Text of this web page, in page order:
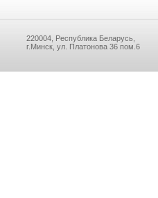
220004, Республика Беларусь,
г.Минск, ул. Платонова 36 пом.6